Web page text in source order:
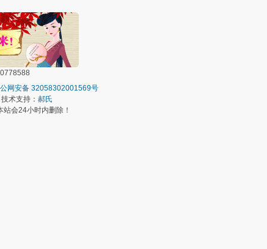
网安备 32058302001569号
术支持： 郝氏
会24小时内删除！